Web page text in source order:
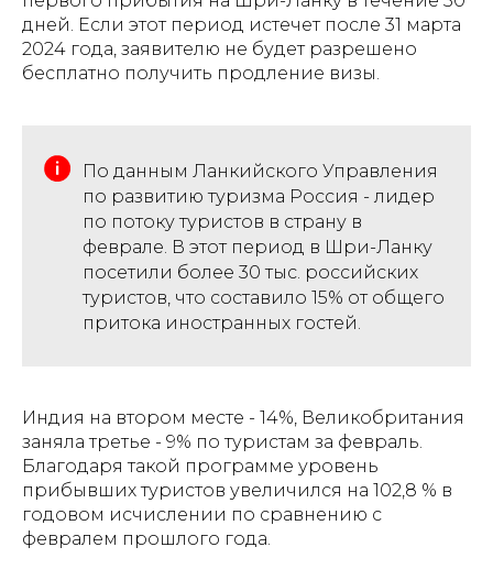
дней. Если этот период истечет после 31 марта
2024 года, заявителю не будет разрешено
бесплатно получить продление визы.
По данным Ланкийского Управления
по развитию туризма Россия - лидер
по потоку туристов в страну в
феврале. В этот период в Шри-Ланку
посетили более 30 тыс. российских
туристов, что составило 15% от общего
притока иностранных гостей.
Индия на втором месте - 14%, Великобритания
заняла третье - 9% по туристам за февраль.
Благодаря такой программе уровень
прибывших туристов увеличился на 102,8 % в
годовом исчислении по сравнению с
февралем прошлого года.